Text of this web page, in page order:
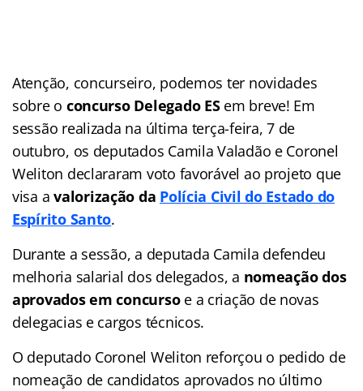
Atenção, concurseiro, podemos ter novidades
sobre o concurso Delegado ES em breve! Em
sessão realizada na última terça-feira, 7 de
outubro, os deputados Camila Valadão e Coronel
Weliton declararam voto favorável ao projeto que
visa avalorização da Polícia Civil do Estado do
Espírito Santo.
Durante a sessão, a deputada Camila defendeu
melhoria salarial dos delegados, a nomeação dos
aprovados em concursoe a criação de novas
delegacias e cargos técnicos.
O deputado Coronel Weliton reforçou o pedido de
nomeação de candidatos aprovados no último